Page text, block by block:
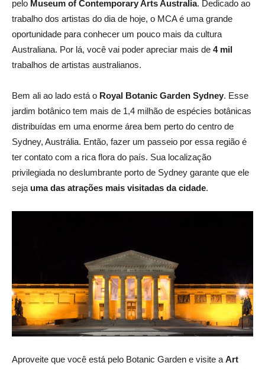
pelo Museum of Contemporary Arts Australia. Dedicado ao
trabalho dos artistas do dia de hoje, o MCA é uma grande
oportunidade para conhecer um pouco mais da cultura
Australiana. Por lá, você vai poder apreciar mais de 4 mil
trabalhos de artistas australianos.
Bem ali ao lado está o Royal Botanic Garden Sydney. Esse
jardim botânico tem mais de 1,4 milhão de espécies botânicas
distribuídas em uma enorme área bem perto do centro de
Sydney, Austrália. Então, fazer um passeio por essa região é
ter contato com a rica flora do país. Sua localização
privilegiada no deslumbrante porto de Sydney garante que ele
seja uma das atrações mais visitadas da cidade.
Aproveite que você está pelo Botanic Garden e visite a Art